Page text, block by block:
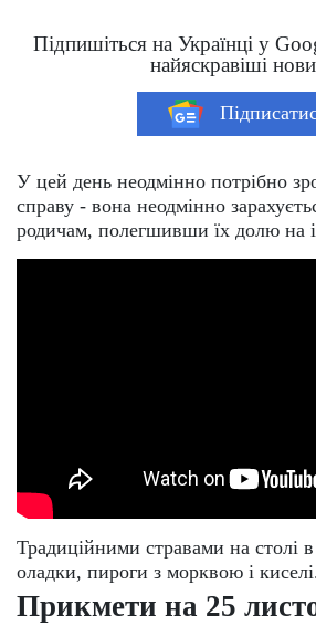
Підпишіться на Українці у
найяскравіші
У цей день неодмінно потрібно
справу - вона неодмінно
родичам, полегшивши їх долю на
Традиційними стравами на столі
оладки, пироги з морквою і
Прикмети на 25